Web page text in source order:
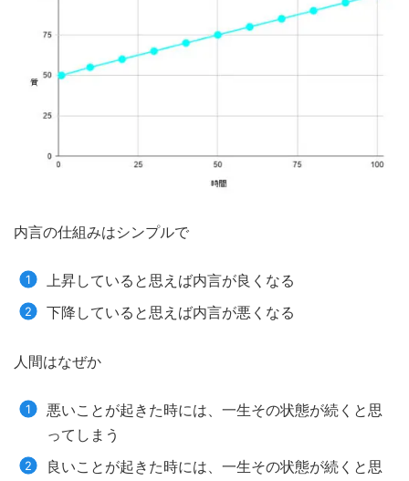
内言の仕組みはシンプルで
上昇していると思えば内言が良くなる
下降していると思えば内言が悪くなる
人間はなぜか
悪いことが起きた時には、一生その状態が続くと思
ってしまう
良いことが起きた時には、一生その状態が続くと思